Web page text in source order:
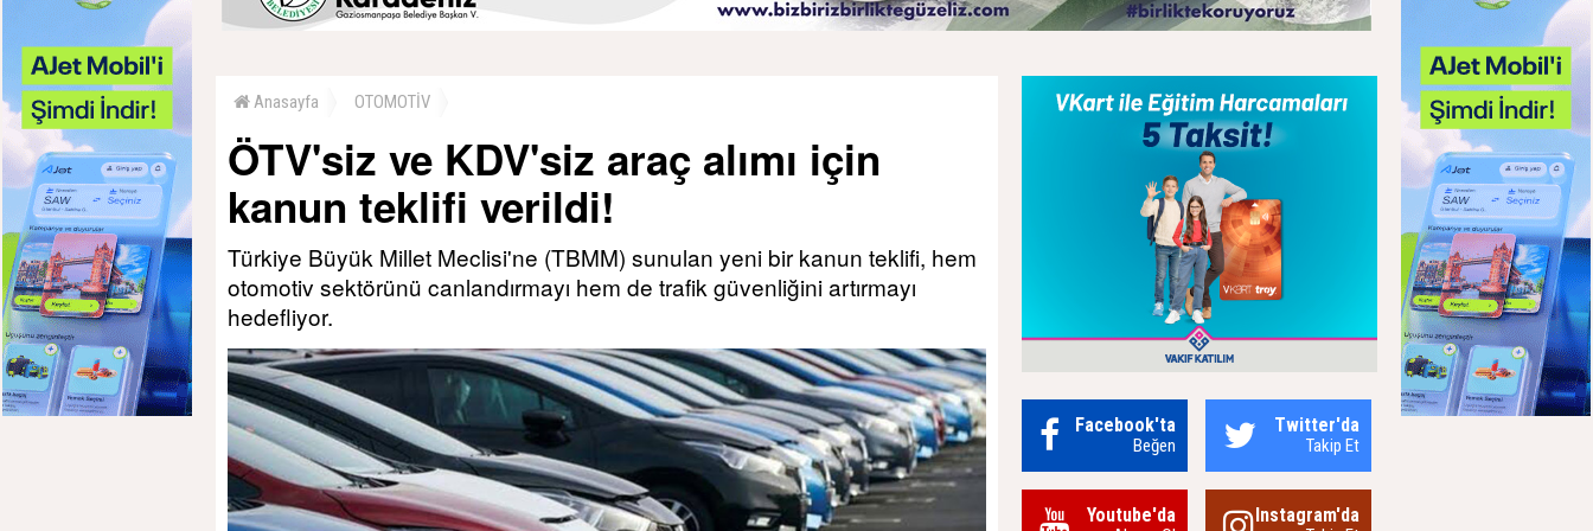
Anasayfa OTOMOTİV
ÖTV'siz ve KDV'siz araç alımı için
kanun teklifi verildi!
Türkiye Büyük Millet Meclisi'ne (TBMM) sunulan yeni bir kanun teklifi, hem
otomotiv sektörünü canlandırmayı hem de trafik güvenliğini artırmayı
hedefliyor.
Facebook'ta
Beğen
Twitter'da
Takip Et
Youtube'da Instagram'da